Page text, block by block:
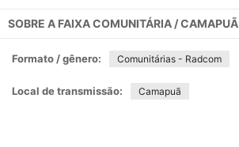
SOBRE A FAIXA COMUNITÁRIA / CAMAPUÃ
Formato / gênero: Comunitárias - Radcom
Local de transmissão: Camapuã